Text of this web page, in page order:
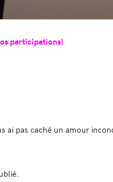
participations!
ai pas caché un amour